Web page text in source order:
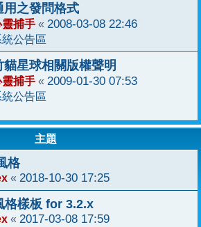
用之發問格式
靈捕手 « 2008-03-08 22:46
統公告區
星球相關版權聲明
靈捕手 « 2009-01-30 07:53
統公告區
主題
格
« 2018-10-30 17:25
格樣板 for 3.2.x
« 2017-03-08 17:59